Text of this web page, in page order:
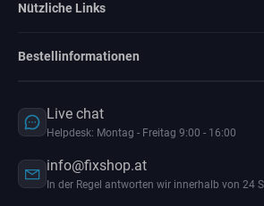
Nützliche Links
Bestellinformationen
Live chat
Helpdesk: Montag - Freitag 9:00 - 16:00
info@fixshop.at
In der Regel antworten wir innerhalb von 24